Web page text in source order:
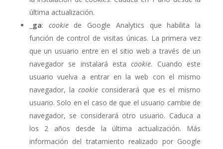
última actualización.
_ga: cookie de Google Analytics que habilita la
función de control de visitas únicas. La primera vez
que un usuario entre en el sitio web a través de un
navegador se instalará estacookie. Cuando este
usuario vuelva a entrar en la web con el mismo
navegador, la cookie considerará que es el mismo
usuario. Solo en el caso de que el usuario cambie de
navegador, se considerará otro usuario. Caduca a
los 2 años desde la última actualización. Más
información del tratamiento realizado por Google